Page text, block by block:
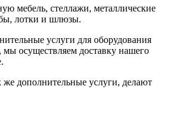
мебель, стеллажи, металлические
лотки и шлюзы.
услуги для оборудования
мы осуществляем доставку нашего
же дополнительные услуги, делают